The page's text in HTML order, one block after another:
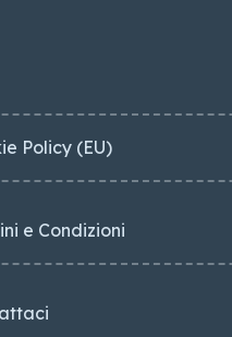
Policy (EU)
e Condizioni